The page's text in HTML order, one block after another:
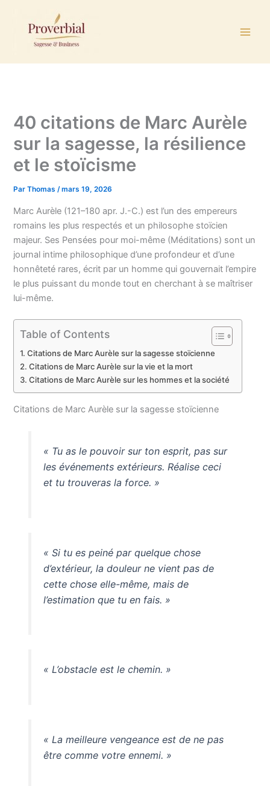
contenu
40 citations de Marc Aurèle
sur la sagesse, la résilience
et le stoïcisme
ParThomas/mars 19, 2026
Marc Aurèle (121–180 apr. J.-C.) est l’un des empereurs
romains les plus respectés et un philosophe stoïcien
majeur. Ses Pensées pour moi-même (Méditations) sont un
journal intime philosophique d’une profondeur et d’une
honnêteté rares, écrit par un homme qui gouvernait l’empire
le plus puissant du monde tout en cherchant à se maîtriser
lui-même.
Table of Contents
Citations de Marc Aurèle sur la sagesse stoïcienne
Citations de Marc Aurèle sur la vie et la mort
Citations de Marc Aurèle sur les hommes et la société
Citations de Marc Aurèle sur la sagesse stoïcienne
« Tu as le pouvoir sur ton esprit, pas sur
les événements extérieurs. Réalise ceci
et tu trouveras la force. »
« Si tu es peiné par quelque chose
d’extérieur, la douleur ne vient pas de
cette chose elle-même, mais de
l’estimation que tu en fais. »
« L’obstacle est le chemin. »
« La meilleure vengeance est de ne pas
être comme votre ennemi. »